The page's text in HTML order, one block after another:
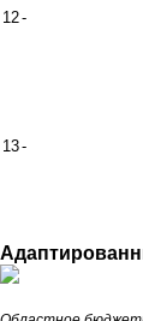
12-
13-